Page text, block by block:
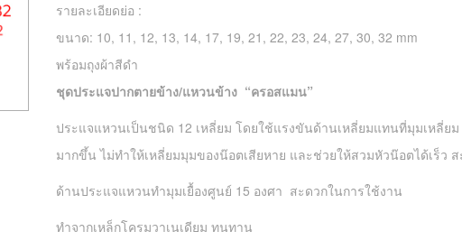
รายละเอียดย่อ :
ขนาด: 10, 11, 12, 13, 14, 17, 19, 21, 22, 23, 24, 27, 30, 32 mm
พร้อมถุงผ้าสีดำ
ชุดประแจปากตายข้าง/แหวนข้าง “ครอสแมน”
ประแจแหวนเป็นชนิด 12 เหลี่ยม โดยใช้แรงขันด้านเหลี่ยมแทนที่มุมเหลี่ย
มากขึ้น ไม่ทำให้เหลี่ยมมุมของน๊อตเสียหาย และช่วยให้สวมหัวน๊อตได้เร็ว ส
ด้านประแจแหวนทำมุมเยื้องศูนย์ 15 องศา สะดวกในการใช้งาน
ทำจากเหล็กโครมวาเนเดียม ทนทาน